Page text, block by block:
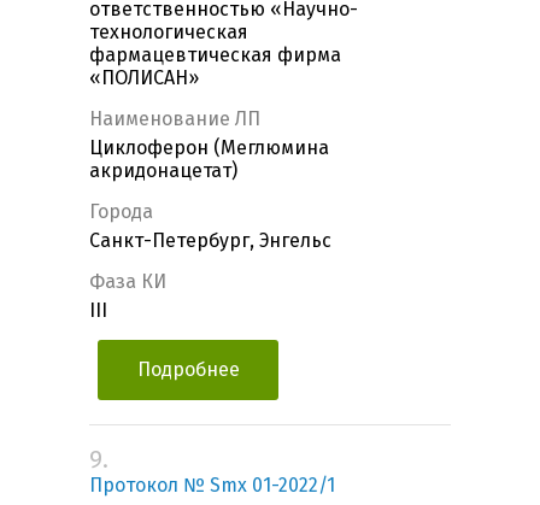
ответственностью «Научно-
технологическая
фармацевтическая фирма
«ПОЛИСАН»
Наименование ЛП
Циклоферон (Меглюмина
акридонацетат)
Города
Санкт-Петербург, Энгельс
Фаза КИ
Подробнее
9.
Протокол № Smx 01-2022/1